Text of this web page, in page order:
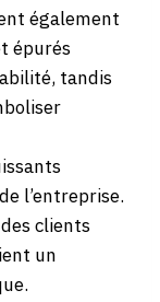
également
épurés
tandis
l’entreprise.
clients
un